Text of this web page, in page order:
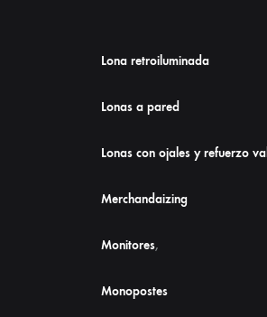
Lona retroiluminada
Lonas a pared
Lonas con ojales y refuerzo
Merchandaizing
Monitores,
Monopostes